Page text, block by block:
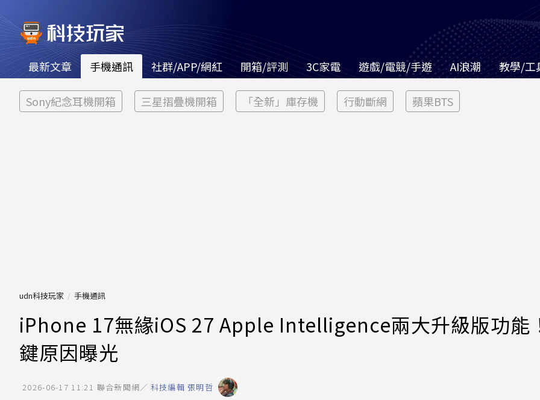
最新文章 手機通訊 社群/APP/網紅 開箱/評測 3C家電 遊戲/電競/手遊 AI浪潮 教學/工
Sony紀念耳機開箱 三星摺疊機開箱 「全新」庫存機 行動斷網 蘋果BTS
udn科技玩家 手機通訊
iPhone 17無緣iOS 27 Apple Intelligence兩大升級版功能
鍵原因曝光
2026-06-17 11:21 聯合新聞網／ 科技編輯 張明哲